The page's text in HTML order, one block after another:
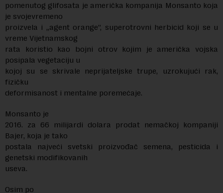
pomenutog glifosata je američka kompanija Monsanto koja
je svojevremeno
proizvela i „agent orange”, superotrovni herbicid koji se u
vreme Vijetnamskog
rata koristio kao bojni otrov kojim je američka vojska
posipala vegetaciju u
kojoj su se skrivale neprijateljske trupe, uzrokujući rak,
fizičku
deformisanost i mentalne poremećaje.
Monsanto je
2016. za 66 milijardi dolara prodat nemačkoj kompaniji
Bajer, koja je tako
postala najveći svetski proizvođač semena, pesticida i
genetski modifikovanih
useva.
Osim po